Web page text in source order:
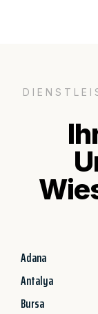
Adana
Antalya
Bursa